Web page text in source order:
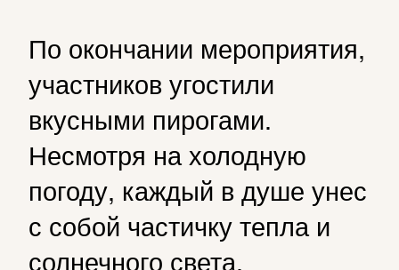
По окончании мероприятия,
участников угостили
вкусными пирогами.
Несмотря на холодную
погоду, каждый в душе унес
с собой частичку тепла и
солнечного света.